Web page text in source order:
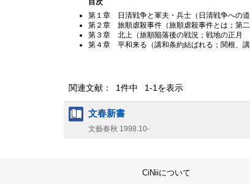
目次
第１章 日清戦争と軍夫・兵士（日清戦争への
第２章 旅順虐殺事件（旅順虐殺事件とは；第
第３章 北上（旅順陥落後の戦況；戦地の正月
第４章 平和来る（講和条約結ばれる；関根、
関連文献： 1件中 1-1を表示
文春新書
文藝春秋 1998.10-
CiNiiについて